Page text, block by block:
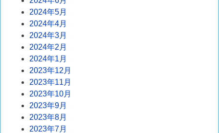
2024年5月
2024年4月
2024年3月
2024年2月
2024年1月
2023年12月
2023年11月
2023年10月
2023年9月
2023年8月
2023年7月